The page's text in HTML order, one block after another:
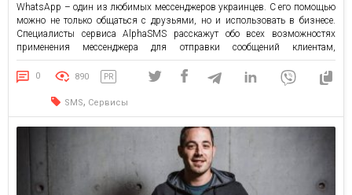
WhatsApp – один из любимых мессенджеров украинцев. С его помощью
можно не только общаться с друзьями, но и использовать в бизнесе.
Специалисты сервиса AlphaSMS расскажут обо всех возможностях
применения мессенджера для отправки сообщений клиентам,
автоматизации обслуживания. Какие преимущества предоставляет
рассылка в WhatsApp WhatsApp – один из наиболее популярных
мессенджеров в мире. Ежемесячно его услугами пользуется […]
0 890 PR
SMS, Сервисы